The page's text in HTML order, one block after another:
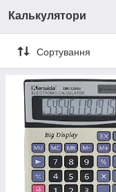
Калькулятори
Сортування